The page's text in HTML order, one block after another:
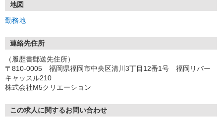
地図
勤務地
連絡先住所
（履歴書郵送先住所）
〒810-0005 福岡県福岡市中央区清川3丁目12番1号 福岡リバー
キャッスル210
株式会社M5クリエーション
この求人に関するお問い合わせ